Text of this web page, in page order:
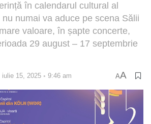
în calendarul cultural al
numai va aduce pe scena Sălii
valoare, în șapte concerte,
29 august – 17 septembrie
iulie 15, 2025 ◦ 9:46 am AA